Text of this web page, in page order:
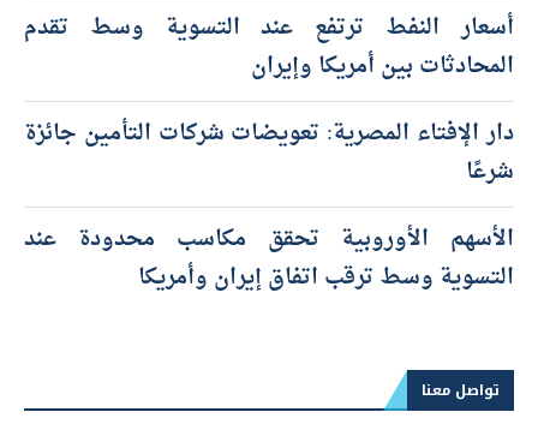
أسعار النفط ترتفع عند التسوية وسط تقدم
المحادثات بين أمريكا وإيران
دار الإفتاء المصرية: تعويضات شركات التأمين جائزة
شرعًا
الأسهم الأوروبية تحقق مكاسب محدودة عند
التسوية وسط ترقب اتفاق إيران وأمريكا
تواصل معنا